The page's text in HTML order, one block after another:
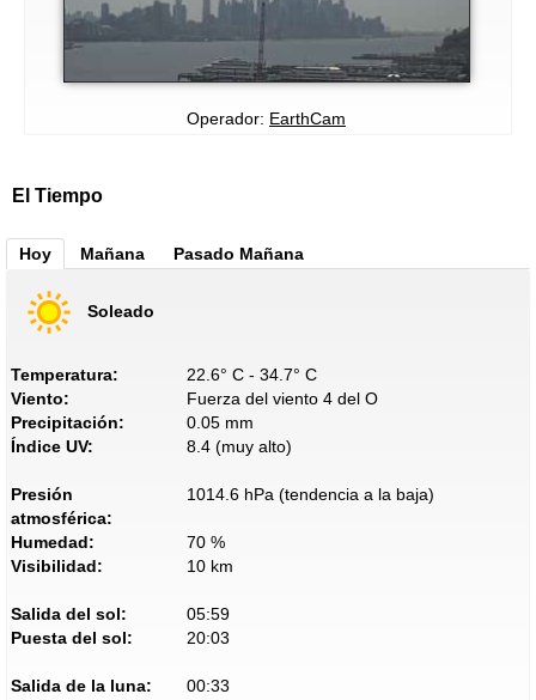
Operador: EarthCam
El Tiempo
Hoy Mañana Pasado Mañana
Soleado
Temperatura:
22.6° C - 34.7° C
Viento:
Fuerza del viento 4 del O
Precipitación:
0.05 mm
Índice UV:
8.4 (muy alto)
Presión
atmosférica:
1014.6 hPa (tendencia a la baja)
Humedad:
70 %
Visibilidad:
10 km
Salida del sol:
05:59
Puesta del sol:
20:03
Salida de la luna:
00:33